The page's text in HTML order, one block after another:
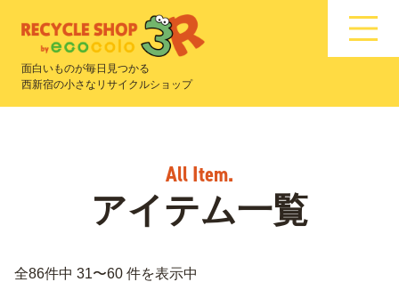
面白いものが毎日見つかる
西新宿の小さなリサイクルショップ
アイテム一覧
全86件中 31〜60 件を表示中